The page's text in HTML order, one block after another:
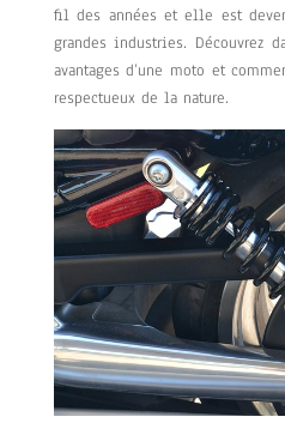
fil des années et elle est
grandes industries. Découvrez
avantages d’une moto et
respectueux de la nature.